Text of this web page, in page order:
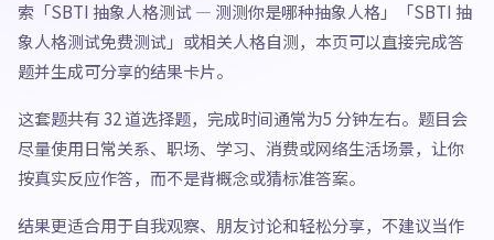
索「SBTI 抽象人格测试 — 测测你是哪种抽象人格」「SBTI 抽
象人格测试免费测试」或相关人格自测，本页可以直接完成答
题并生成可分享的结果卡片。
这套题共有 32 道选择题，完成时间通常为5 分钟左右。题目会
尽量使用日常关系、职场、学习、消费或网络生活场景，让你
按真实反应作答，而不是背概念或猜标准答案。
结果更适合用于自我观察、朋友讨论和轻松分享，不建议当作